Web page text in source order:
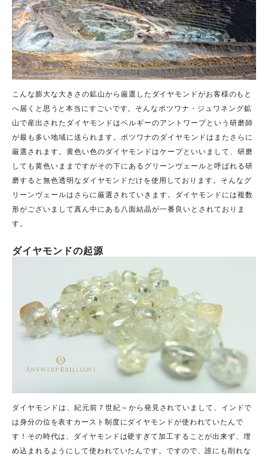
こんな膨大な大きさの鉱山から厳選したダイヤモンドがお客様のもと
へ届くと思うと本当にすごいです。 そんなボツワナ・ジュワネング鉱
山で産出されたダイヤモンドはベルギーのアントワープという研磨師
が最も多い地域に送られます。ボツワナのダイヤモンドはまたさらに
厳選されます。黄色い色のダイヤモンドはケープといいまして、研磨
しても黄色いままですがその下にあるグリーンヴェールと呼ばれる研
磨すると無色透明なダイヤモンドだけを使用しております。 そんなグ
リーンヴェールはさらに厳選されていきます。ダイヤモンドには複数
形がございまして真ん中にある八面結晶が一番良いとされておりま
す。
ダイヤモンドの起源
ダイヤモンドは、紀元前７世紀～から発見されていまして、 インドで
は身分の位を表すカースト制度にダイヤモンドが使われていたんで
す！その時代は、ダイヤモンドは硬すぎて加工することが出来ず、埋
め込まれるようにして使われていたんです。ですので、誰にも削れな